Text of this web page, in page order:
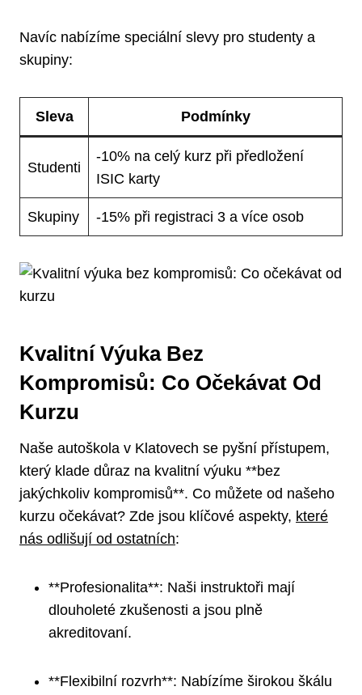
Navíc nabízíme speciální slevy pro studenty a
skupiny:
Sleva Podmínky
Studenti
-10% na celý kurz při předložení
ISIC karty
Skupiny -15% při registraci 3 a více osob
Kvalitní Výuka Bez
Kompromisů: Co Očekávat Od
Kurzu
Naše autoškola v Klatovech se pyšní přístupem,
který klade důraz na kvalitní výuku **bez
jakýchkoliv kompromisů**. Co můžete od našeho
kurzu očekávat? Zde jsou klíčové aspekty, které
nás odlišují od ostatních:
**Profesionalita**: Naši instruktoři mají
dlouholeté zkušenosti a jsou plně
akreditovaní.
**Flexibilní rozvrh**: Nabízíme širokou škálu